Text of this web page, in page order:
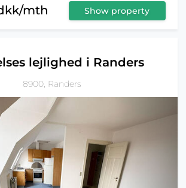
mth Show property
lejlighed i Randers
8900, Randers